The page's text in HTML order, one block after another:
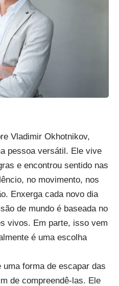
Vladimir Okhotnikov,
pessoa versátil. Ele vive
e encontrou sentido nas
no movimento, nos
Enxerga cada novo dia
de mundo é baseada no
vivos. Em parte, isso vem
é uma escolha
forma de escapar das
de compreendê-las. Ele